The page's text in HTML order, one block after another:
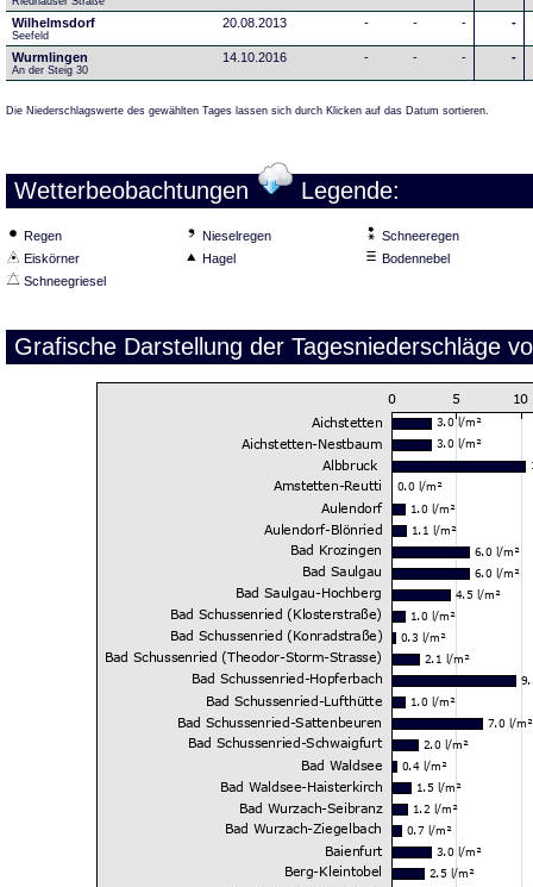
Wilhelmsdorf
Seefeld
20.08.2013 - - - -
Wurmlingen
An der Steig 30
14.10.2016 - - - -
Die Niederschlagswerte des gewählten Tages lassen sich durch Klicken auf das Datum sortieren.
Wetterbeobachtungen Legende:
Regen Nieselregen
Schneeregen
Eiskörner
Hagel
Bodennebel
Schneegriesel
Grafische Darstellung der Tagesniederschläge